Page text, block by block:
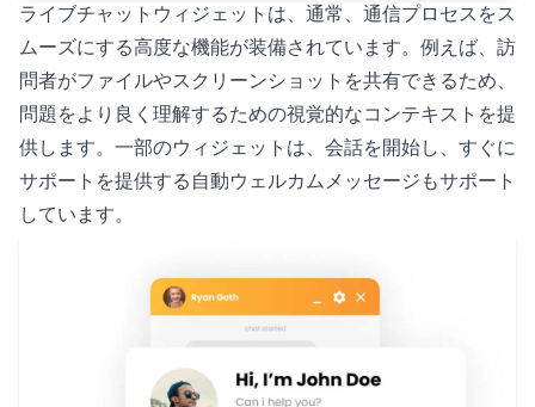
ライブチャットウィジェットは、通常、通信プロセスをス
ムーズにする高度な機能が装備されています。例えば、訪
問者がファイルやスクリーンショットを共有できるため、
問題をより良く理解するための視覚的なコンテキストを提
供します。一部のウィジェットは、会話を開始し、すぐに
サポートを提供する自動ウェルカムメッセージもサポート
しています。